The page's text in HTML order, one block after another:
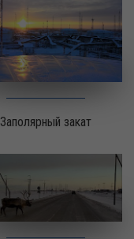
Заполярный закат